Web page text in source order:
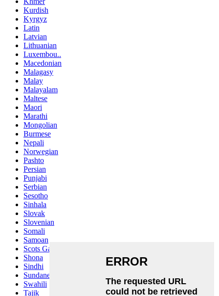
Kurdish
Kyrgyz
Latin
Latvian
Lithuanian
Luxembou..
Macedonian
Malagasy
Malay
Malayalam
Maltese
Maori
Marathi
Mongolian
Burmese
Nepali
Norwegian
Pashto
Persian
Punjabi
Serbian
Sesotho
Sinhala
Slovak
Slovenian
Somali
Samoan
Scots Gaelic
Shona
Sindhi
Sundanese
Swahili
Tajik